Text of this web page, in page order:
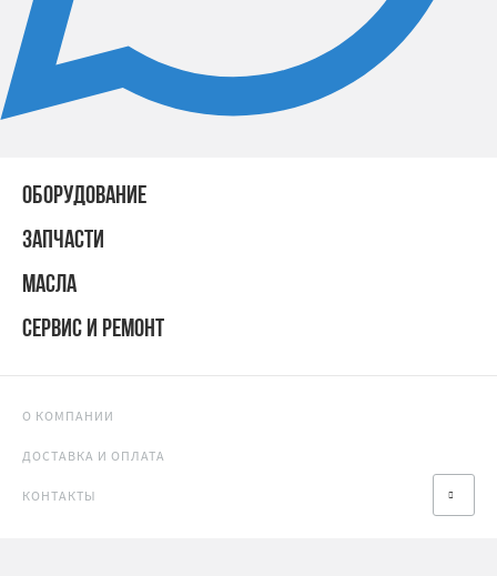
ОБОРУДОВАНИЕ
ЗАПЧАСТИ
МАСЛА
СЕРВИС И РЕМОНТ
О КОМПАНИИ
ДОСТАВКА И ОПЛАТА
КОНТАКТЫ